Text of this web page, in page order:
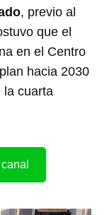
, previo al
que el
en el Centro
hacia 2030
la cuarta